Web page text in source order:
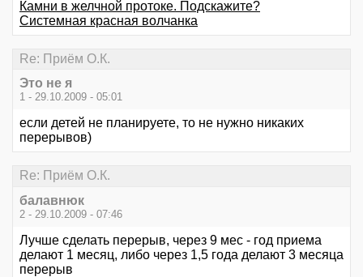
Камни в желчной протоке. Подскажите?
Системная красная волчанка
Re: Приём О.К.
Это не я
1 - 29.10.2009 - 05:01
если детей не планируете, то не нужно никаких
перерывов)
Re: Приём О.К.
балавнюк
2 - 29.10.2009 - 07:46
Лучше сделать перерыв, через 9 мес - год приема
делают 1 месяц, либо через 1,5 года делают 3 месяца
перерыв